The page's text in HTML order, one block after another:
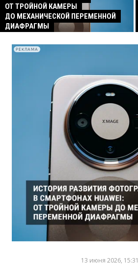
ОТ ТРОЙНОЙ КАМЕРЫ
ДО МЕХАНИЧЕСКОЙ ПЕРЕМЕННОЙ
ДИАФРАГМЫ
РЕКЛАМА
13 июня 2026, 15:31